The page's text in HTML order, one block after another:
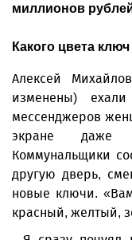
миллионов
Какого цвета ключ
Алексей
изменены)
мессенджеров
экране даже
Коммунальщики
другую дверь,
новые ключи.
красный, желтый,